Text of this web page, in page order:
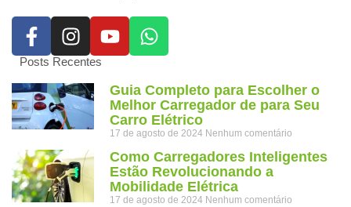
Posts Recentes
Guia Completo para Escolher o
Melhor Carregador de para Seu
Carro Elétrico
17 de agosto de 2024 Nenhum comentário
Como Carregadores Inteligentes
Estão Revolucionando a
Mobilidade Elétrica
17 de agosto de 2024 Nenhum comentário